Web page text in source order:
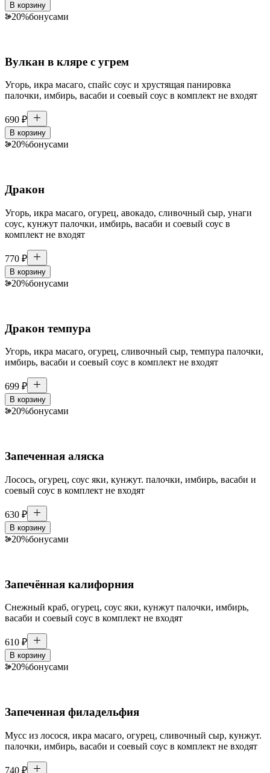
В корзину
20%бонусами
Вулкан в кляре с угрем
Угорь, икра масаго, спайс соус и хрустящая панировка
палочки, имбирь, васаби и соевый соус в комплект не входят
690 ₽
В корзину
20%бонусами
Дракон
Угорь, икра масаго, огурец, авокадо, сливочный сыр, унаги
соус, кунжут палочки, имбирь, васаби и соевый соус в
комплект не входят
770 ₽
В корзину
20%бонусами
Дракон темпура
Угорь, икра масаго, огурец, сливочный сыр, темпура палочки,
имбирь, васаби и соевый соус в комплект не входят
699 ₽
В корзину
20%бонусами
Запеченная аляска
Лосось, огурец, соус яки, кунжут. палочки, имбирь, васаби и
соевый соус в комплект не входят
630 ₽
В корзину
20%бонусами
Запечённая калифорния
Снежный краб, огурец, соус яки, кунжут палочки, имбирь,
васаби и соевый соус в комплект не входят
610 ₽
В корзину
20%бонусами
Запеченная филадельфия
Мусс из лосося, икра масаго, огурец, сливочный сыр, кунжут.
палочки, имбирь, васаби и соевый соус в комплект не входят
740 ₽